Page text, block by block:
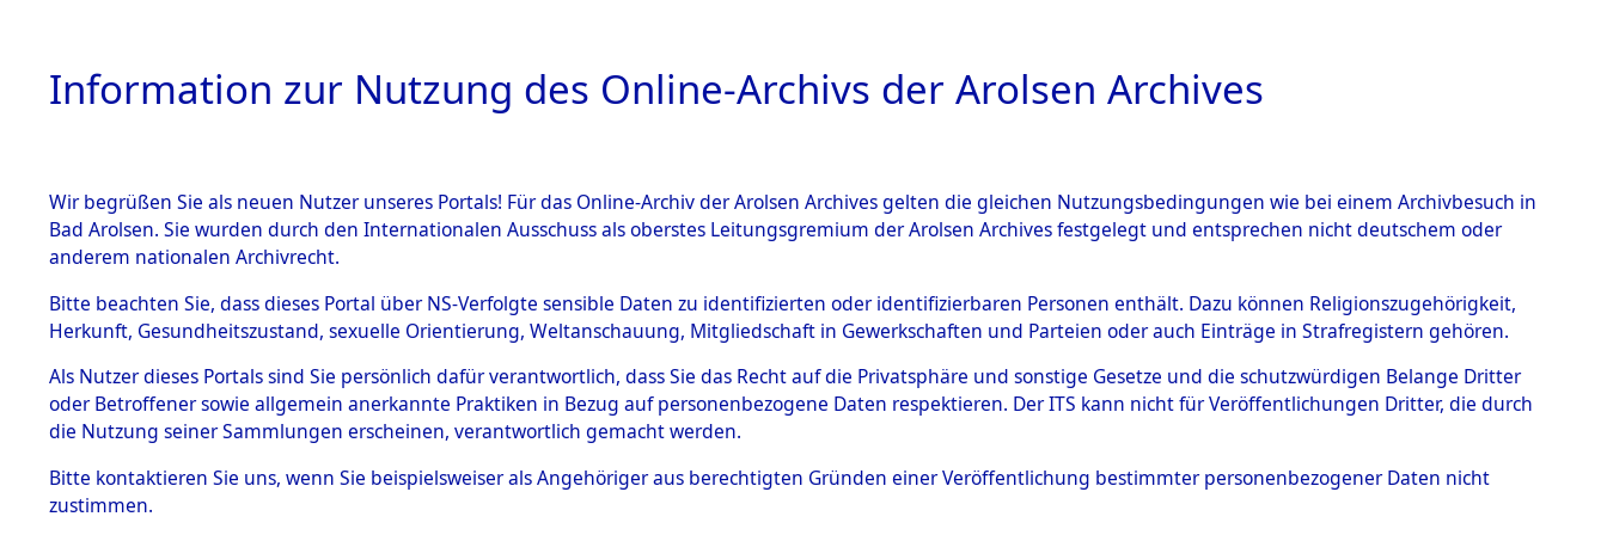
HOME BESTANDSBESCHREIBUNG ARCHIVALE ÜBERSICHT BILD
BESTÄNDE
Inhaftierungsdoku
mente
5. Verschiedenes
Todesmärsche
5.3.1 Alliierte
Rekonstruktion des Verlaufs und der Geschehnisse um
Todesmärsche, alphabetisch gegliedert nach betroffenen Orten
und Lagern→0002 (84629694)→0001 (84629695)
0001 (84629695)
Information zur Nutzung des Online-Archivs der Arolsen Archives
Wir begrüßen Sie als neuen Nutzer unseres Portals! Für das Online-Archiv der Arolsen Archives gelten die gleichen Nutzungsbedingungen wie bei einem Archivbesuch in
Bad Arolsen. Sie wurden durch den Internationalen Ausschuss als oberstes Leitungsgremium der Arolsen Archives festgelegt und entsprechen nicht deutschem oder
anderem nationalen Archivrecht.
Bitte beachten Sie, dass dieses Portal über NS-Verfolgte sensible Daten zu identifizierten oder identifizierbaren Personen enthält. Dazu können Religionszugehörigkeit,
Herkunft, Gesundheitszustand, sexuelle Orientierung, Weltanschauung, Mitgliedschaft in Gewerkschaften und Parteien oder auch Einträge in Strafregistern gehören.
Als Nutzer dieses Portals sind Sie persönlich dafür verantwortlich, dass Sie das Recht auf die Privatsphäre und sonstige Gesetze und die schutzwürdigen Belange Dritter
oder Betroffener sowie allgemein anerkannte Praktiken in Bezug auf personenbezogene Daten respektieren. Der ITS kann nicht für Veröffentlichungen Dritter, die durch
die Nutzung seiner Sammlungen erscheinen, verantwortlich gemacht werden.
Bitte kontaktieren Sie uns, wenn Sie beispielsweiser als Angehöriger aus berechtigten Gründen einer Veröffentlichung bestimmter personenbezogener Daten nicht
zustimmen.